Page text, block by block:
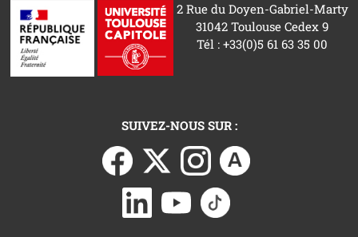
2 Rue du Doyen-Gabriel-Marty
31042 Toulouse Cedex 9
Tél : +33(0)5 61 63 35 00
SUIVEZ-NOUS SUR :